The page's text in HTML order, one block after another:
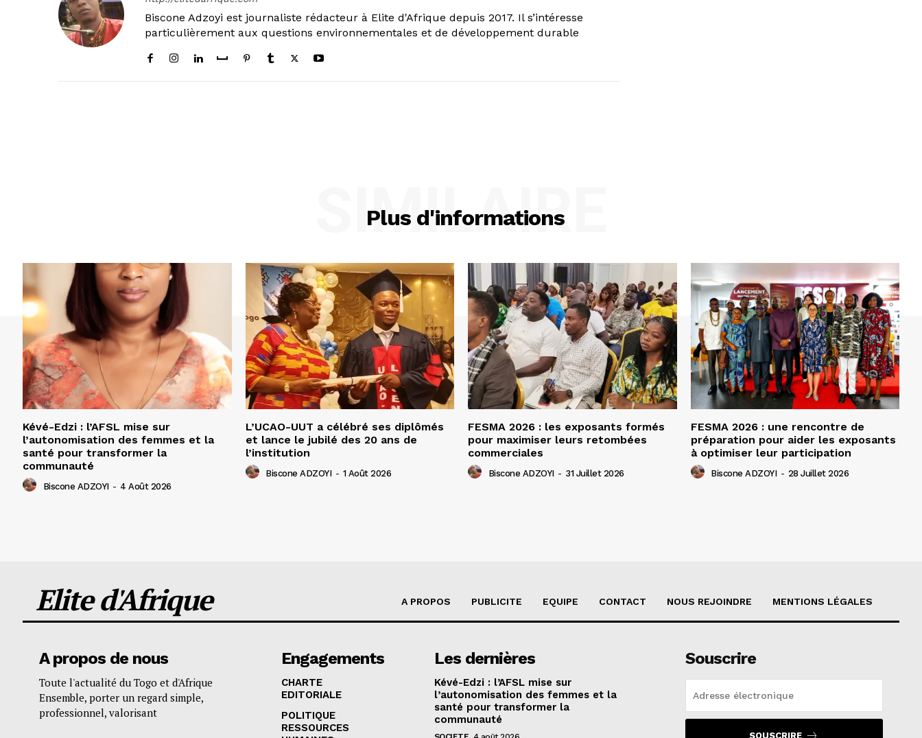
Biscone Adzoyi est journaliste rédacteur à Elite d'Afrique depuis 2017. Il s’intéresse
particulièrement aux questions environnementales et de développement durable
Plus d'informations
SIMILAIRE
Kévé-Edzi : l’AFSL mise sur
l’autonomisation des femmes et la
santé pour transformer la
communauté
Biscone ADZOYI - 4 Août 2026
L’UCAO-UUT a célébré ses diplômés
et lance le jubilé des 20 ans de
l’institution
Biscone ADZOYI - 1 Août 2026
FESMA 2026 : les exposants formés
pour maximiser leurs retombées
commerciales
Biscone ADZOYI - 31 Juillet 2026
FESMA 2026 : une rencontre de
préparation pour aider les exposants
à optimiser leur participation
Biscone ADZOYI - 28 Juillet 2026
Elite d'Afrique A PROPOS PUBLICITE EQUIPE CONTACT NOUS REJOINDRE MENTIONS LÉGALES
A propos de nous
Toute l'actualité du Togo et d'Afrique
Ensemble, porter un regard simple,
professionnel, valorisant
Engagements
CHARTE
EDITORIALE
POLITIQUE
RESSOURCES
Les dernières
Kévé-Edzi : l’AFSL mise sur
l’autonomisation des femmes et la
santé pour transformer la
communauté
Souscrire
SOUSCRIRE